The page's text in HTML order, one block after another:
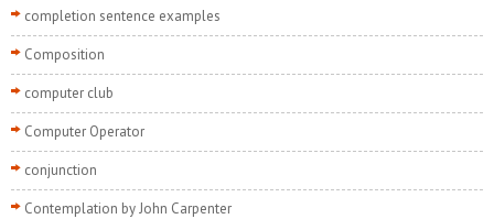
completion sentence examples
Composition
computer club
Computer Operator
conjunction
Contemplation by John Carpenter